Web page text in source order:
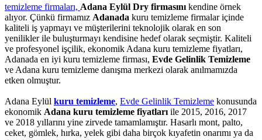
temizleme firmaları, Adana Eylül Dry firmasını kendine örnek
alıyor. Çünkü firmamız Adanada kuru temizleme firmalar içinde
kaliteli iş yapmayı ve müşterilerini teknolojik olarak en son
yenilikler ile buluşturmayı kendisine hedef olarak seçmiştir. Kaliteli
ve profesyonel işçilik, ekonomik Adana kuru temizleme fiyatları,
Adanada en iyi kuru temizleme firması, Evde Gelinlik Temizleme
ve Adana kuru temizleme danışma merkezi olarak anılmamızda
etken olmuştur.
Adana Eylül kuru temizleme, Evde Gelinlik Temizleme konusunda
ekonomik Adana kuru temizleme fiyatları ile 2015, 2016, 2017
ve 2018 yıllarını yine zirvede tamamlamıştır. Hasarlı mont, palto,
ceket, gömlek, hırka, yelek gibi daha birçok kıyafetin onarımı ya da